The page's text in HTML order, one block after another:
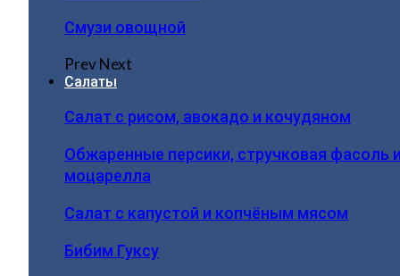
Смузи овощной
PrevNext
Салаты
Салат с рисом, авокадо и кочудяном
Обжаренные персики, стручковая фасоль
моцарелла
Салат с капустой и копчёным мясом
Бибим Гуксу